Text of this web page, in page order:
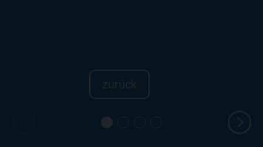
zurück